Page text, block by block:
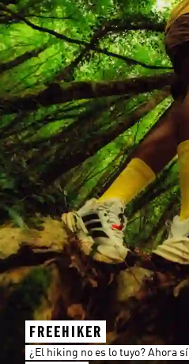
FREEHIKER
¿El hiking no es lo tuyo? Ahora sí.